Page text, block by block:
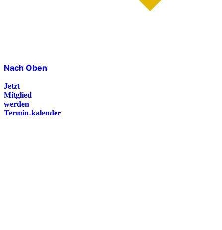
Nach Oben
Jetzt
Mitglied
werden
Termin-kalender